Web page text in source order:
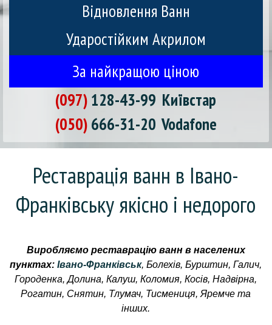
Відновлення Ванн
Ударостійким Акрилом
За найкращою ціною
(097) 128-43-99 Київстар
(050) 666-31-20 Vodafone
Реставрація ванн в Івано-
Франківську якісно і недорого
Виробляємо реставрацію ванн в населених
пунктах:Івано-Франківськ, Болехів, Бурштин, Галич,
Городенка, Долина, Калуш, Коломия, Косів, Надвірна,
Рогатин, Снятин, Тлумач, Тисмениця, Яремче та
інших.